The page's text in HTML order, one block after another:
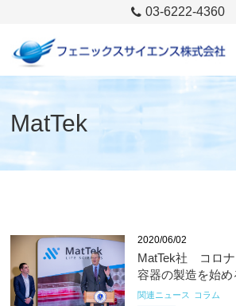
03-6222-4360
MatTek
2020/06/02
MatTek社 コロナ
容器の製造を始め
関連ニュース
コラム